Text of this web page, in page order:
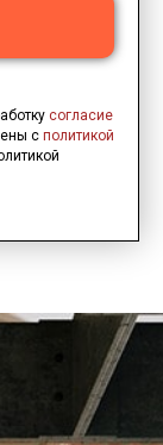
согласие
с политикой